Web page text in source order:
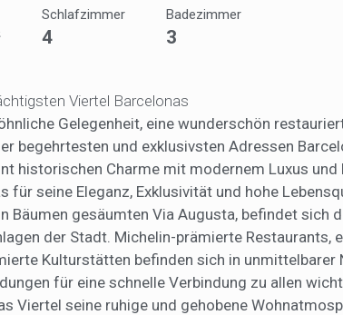
Schlafzimmer
4
Badezimmer
3
Viertel Barcelonas
Gelegenheit, eine wunderschön
begehrtesten und exklusivsten Adressen
historischen Charme mit modernem Luxus
für seine Eleganz, Exklusivität und hohe
Bäumen gesäumten Via Augusta, befindet sich
der Stadt. Michelin-prämierte Restaurants,
Kulturstätten befinden sich in unmittelbarer
für eine schnelle Verbindung zu allen
Viertel seine ruhige und gehobene
Analytik und Anpassung
Sie ermöglichen die Beobachtung und
Verbesserungen einzuführen. Sie
Benutzers zu speichern, um die Qualität
durch empfohlene Produkte ein besseres
Marketing und Publizität
Diese Cookies werden verwendet, um
persönlichen Entscheidungen des
seiner Surfgewohnheiten zu speichern.
auf der Website kennen und Werbung in
anzeigen.
Konfiguration speichern